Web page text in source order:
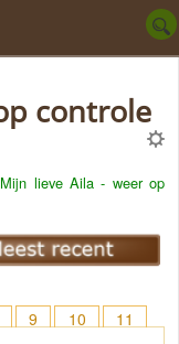
Mijn lieve Aila - weer op
9 10 11